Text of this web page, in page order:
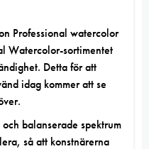
Professional watercolor
Watercolor-sortimentet
Detta för att
idag kommer att se
balanserade spektrum
så att konstnärerna